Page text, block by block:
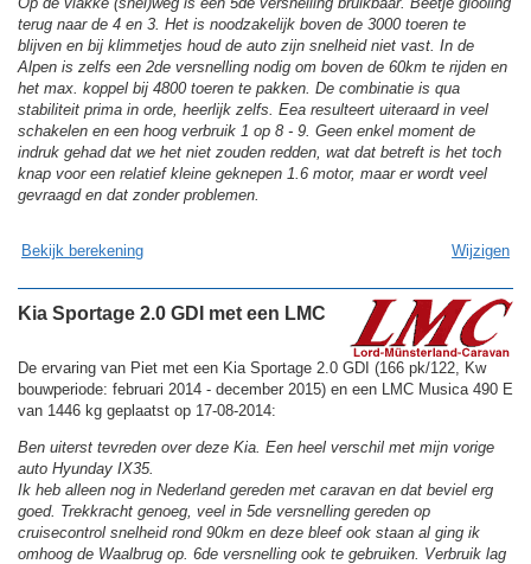
terug naar de 4 en 3. Het is noodzakelijk boven de 3000 toeren te
blijven en bij klimmetjes houd de auto zijn snelheid niet vast. In de
Alpen is zelfs een 2de versnelling nodig om boven de 60km te rijden en
het max. koppel bij 4800 toeren te pakken. De combinatie is qua
stabiliteit prima in orde, heerlijk zelfs. Eea resulteert uiteraard in veel
schakelen en een hoog verbruik 1 op 8 - 9. Geen enkel moment de
indruk gehad dat we het niet zouden redden, wat dat betreft is het toch
knap voor een relatief kleine geknepen 1.6 motor, maar er wordt veel
gevraagd en dat zonder problemen.
Bekijk berekening Wijzigen
Kia Sportage 2.0 GDI met een LMC
De ervaring van Piet met een Kia Sportage 2.0 GDI (166 pk/122, Kw
bouwperiode: februari 2014 - december 2015) en een LMC Musica 490 E
van 1446 kg geplaatst op 17-08-2014:
Ben uiterst tevreden over deze Kia. Een heel verschil met mijn vorige
auto Hyunday IX35.
Ik heb alleen nog in Nederland gereden met caravan en dat beviel erg
goed. Trekkracht genoeg, veel in 5de versnelling gereden op
cruisecontrol snelheid rond 90km en deze bleef ook staan al ging ik
omhoog de Waalbrug op. 6de versnelling ook te gebruiken. Verbruik lag